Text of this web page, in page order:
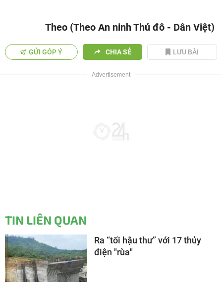
Theo (Theo An ninh Thủ đô - Dân Việt)
GỬI GÓP Ý CHIA SẺ LƯU BÀI
TIN LIÊN QUAN
Ra “tối hậu thư” với 17 thủy
điện "rùa"